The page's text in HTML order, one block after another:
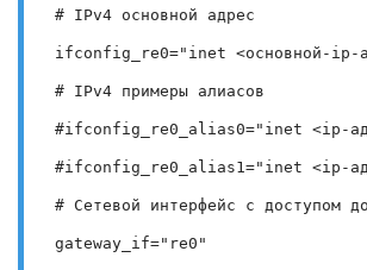
# IPv4 основной адрес
ifconfig_re0="inet <основной-ip-
# IPv4 примеры алиасов
#ifconfig_re0_alias0="inet <ip-
#ifconfig_re0_alias1="inet <ip-
# Сетевой интерфейс с доступом
gateway_if="re0"